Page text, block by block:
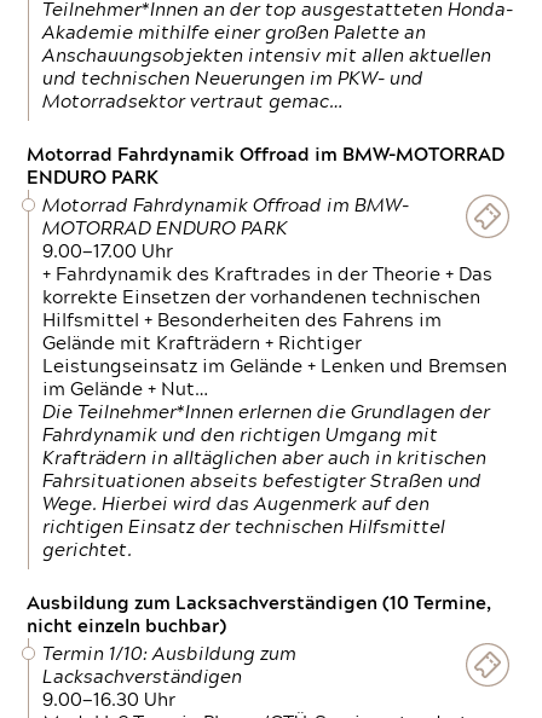
Teilnehmer*Innen an der top ausgestatteten Honda-
Akademie mithilfe einer großen Palette an
Anschauungsobjekten intensiv mit allen aktuellen
und technischen Neuerungen im PKW- und
Motorradsektor vertraut gemac…
Motorrad Fahrdynamik Offroad im BMW-MOTORRAD
ENDURO PARK
Motorrad Fahrdynamik Offroad im BMW-
MOTORRAD ENDURO PARK
9.00—17.00 Uhr
+ Fahrdynamik des Kraftrades in der Theorie + Das
korrekte Einsetzen der vorhandenen technischen
Hilfsmittel + Besonderheiten des Fahrens im
Gelände mit Krafträdern + Richtiger
Leistungseinsatz im Gelände + Lenken und Bremsen
im Gelände + Nut…
Die Teilnehmer*Innen erlernen die Grundlagen der
Fahrdynamik und den richtigen Umgang mit
Krafträdern in alltäglichen aber auch in kritischen
Fahrsituationen abseits befestigter Straßen und
Wege. Hierbei wird das Augenmerk auf den
richtigen Einsatz der technischen Hilfsmittel
gerichtet.
Ausbildung zum Lacksachverständigen (10 Termine,
nicht einzeln buchbar)
Termin 1/10: Ausbildung zum
Lacksachverständigen
9.00—16.30 Uhr